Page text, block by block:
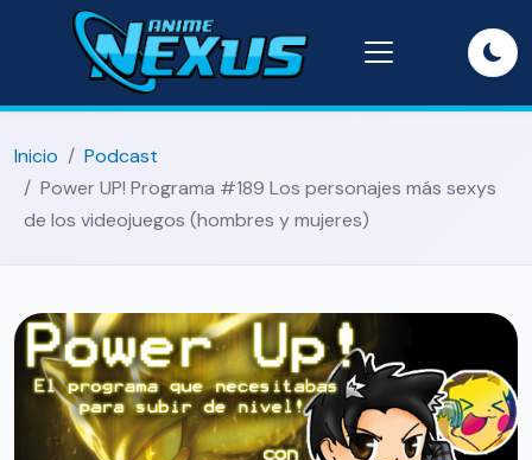
Inicio
Podcast
Power UP! Programa #189 Los personajes más sexys
de los videojuegos (hombres y mujeres)